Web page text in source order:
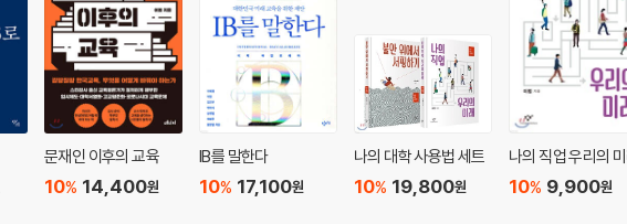
문재인 이후의 교육
14,400원
10%
IB를 말한다
17,100원
10%
나의 대학 사용법 세트
19,800원
10%
나의 직업 우리의
9,900원
10%